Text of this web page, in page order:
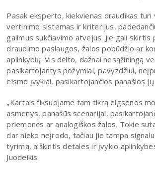
Pasak eksperto, kiekvienas draudikas turi
vertinimo sistemas ir kriterijus,
galimus sukčiavimo atvejus. Jie gali skirtis
draudimo paslaugos, žalos pobūdžio ar
aplinkybių. Vis dėlto, dažnai nesąžiningą
pasikartojantys požymiai, pavyzdžiui,
eismo įvykiai, pasikartojančios panašios
„Kartais fiksuojame tam tikrą elgsenos
asmenys, panašūs scenarijai,
priemonės ar analogiškos žalos. Tokie
dar nieko neįrodo, tačiau jie tampa
tyrimą, aiškintis detales ir įvykio
Juodeikis.